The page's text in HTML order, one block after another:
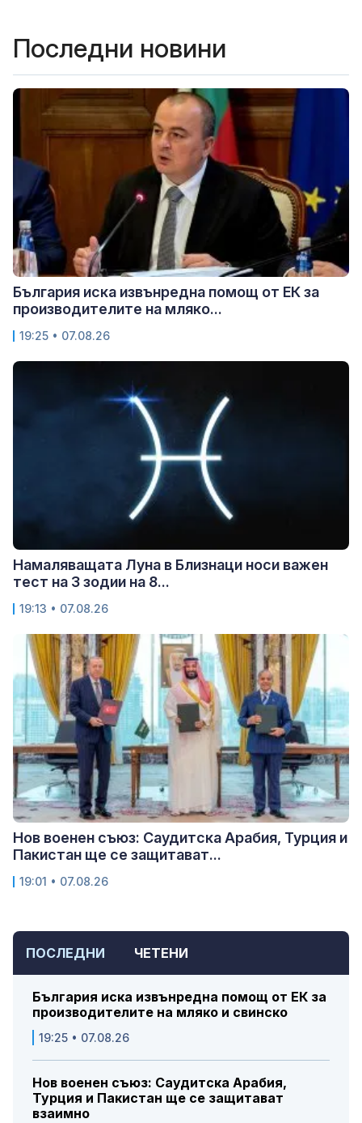
ПОСЛЕДНИ ЧЕТЕНИ
България иска извънредна помощ от ЕК за
производителите на мляко и свинско
19:25 • 07.08.26
Нов военен съюз: Саудитска Арабия,
Турция и Пакистан ще се защитават
взаимно
Последни новини
България иска извънредна помощ от ЕК за
производителите на мляко...
19:25 • 07.08.26
Намаляващата Луна в Близнаци носи важен
тест на 3 зодии на 8...
19:13 • 07.08.26
Нов военен съюз: Саудитска Арабия, Турция и
Пакистан ще се защитават...
19:01 • 07.08.26